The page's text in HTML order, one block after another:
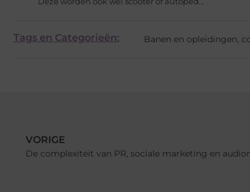
Tags en Categorieën: Banen en opleidingen,
VORIGE
De complexiteit van PR, sociale marketing en